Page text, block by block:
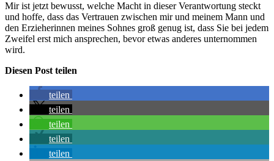
Mir ist jetzt bewusst, welche Macht in dieser Verantwortung steckt
und hoffe, dass das Vertrauen zwischen mir und meinem Mann und
den Erzieherinnen meines Sohnes groß genug ist, dass Sie bei jedem
Zweifel erst mich ansprechen, bevor etwas anderes unternommen
wird.
Diesen Post teilen
teilen
teilen
teilen
teilen
teilen